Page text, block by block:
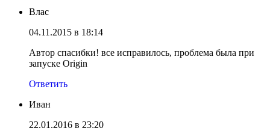
Влас
04.11.2015 в 18:14
Автор спасибки! все исправилось, проблема была при
запуске Origin
Ответить
Иван
22.01.2016 в 23:20